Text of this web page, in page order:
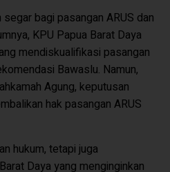
bagi pasangan ARUS dan
KPU Papua Barat Daya
mendiskualifikasi pasangan
Bawaslu. Namun,
Agung, keputusan
hak pasangan ARUS
hukum, tetapi juga
Daya yang menginginkan